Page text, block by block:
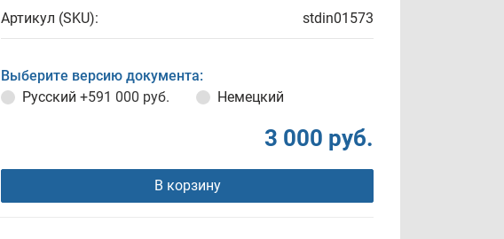
Артикул (SKU): stdin01573
Выберите версию документа:
Русский +591 000 руб. Немецкий
3 000 руб.
В корзину